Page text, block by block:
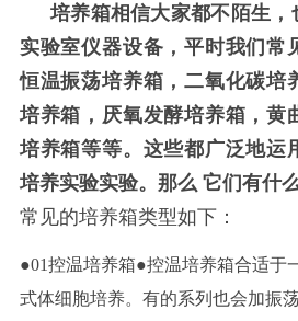
培养箱相信大家都不陌生
实验室仪器设备，平时我们常
恒温振荡培养箱，二氧化碳培
培养箱，厌氧发酵培养箱，黄
培养箱等等。这些都广泛地运
培养实验实验。那么 它们有什
常见的培养箱类型如下：
●01控温培养箱●控温培养箱合适于
式体细胞培养。有的系列也会加振